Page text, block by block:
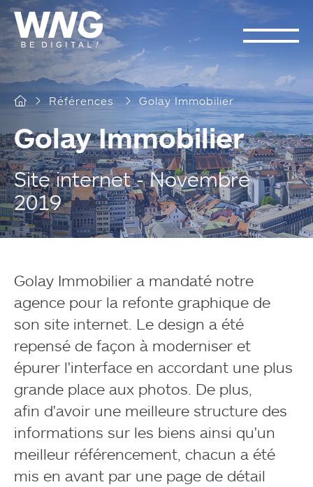
Références Golay Immobilier
Golay Immobilier
Site internet - Novembre
2019
Golay Immobilier a mandaté notre
agence pour la refonte graphique de
son site internet. Le design a été
repensé de façon à moderniser et
épurer l'interface en accordant une plus
grande place aux photos. De plus,
afin d'avoir une meilleure structure des
informations sur les biens ainsi qu'un
meilleur référencement, chacun a été
mis en avant par une page de détail
Cookies management panel